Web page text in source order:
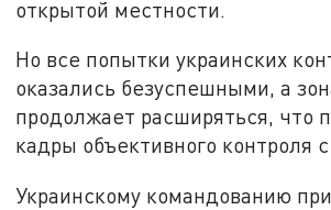
открытой местности.
Но все попытки украинских
оказались безуспешными, а
продолжает расширяться, что
кадры объективного контроля
Украинскому командованию